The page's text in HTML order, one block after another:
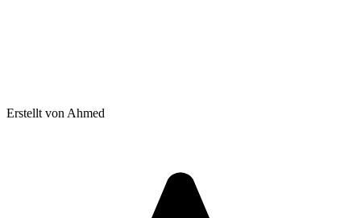
Erstellt von Ahmed